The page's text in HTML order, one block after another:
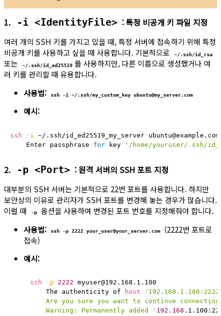
1. -i <IdentityFile> : 특정 비공개 키 파일 지정
여러 개의 SSH 키를 가지고 있을 때, 특정 서버에 접속하기 위해 특정
비공개 키를 사용하고 싶을 때 사용합니다. 기본적으로
~/.ssh/id_rsa
또는 ~/.ssh/id_ed25519 를 사용하지만, 다른 이름으로 생성했거나 여
러 키를 관리할 때 유용합니다.
사용법:
ssh -i ~/.ssh/my_custom_key ubuntu@my_server.com
예시:
ssh -i ~/.ssh/id_ed25519_my_server ubuntu@example.com
    Enter passphrase
for key '/home/youruser/.ssh/
2. -p <Port> : 원격 서버의 SSH 포트 지정
대부분의 SSH 서버는 기본적으로 22번 포트를 사용합니다. 하지만
보안상의 이유로 관리자가 SSH 포트를 변경해 놓는 경우가 많습니다.
이럴 때
-p
옵션을 사용하여 변경된 포트 번호를 지정해줘야 합니다.
사용법:
ssh -p 2222 your_user@your_server.com
(2222번 포트로
접속)
예시:
ssh -p 2222 myuser@192.168.1.100
	The authenticity of
host
	Warning: Permanently added '
192.168